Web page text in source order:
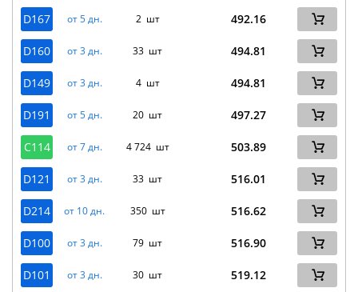
D167 от 5 дн. 2 шт 492.16
D160 от 3 дн. 33 шт 494.81
D149 от 3 дн. 4 шт 494.81
D191 от 5 дн. 20 шт 497.27
C114 от 7 дн. 4 724 шт 503.89
D121 от 3 дн. 33 шт 516.01
D214 от 10 дн. 350 шт 516.62
D100 от 3 дн. 79 шт 516.90
D101 от 3 дн. 30 шт 519.12